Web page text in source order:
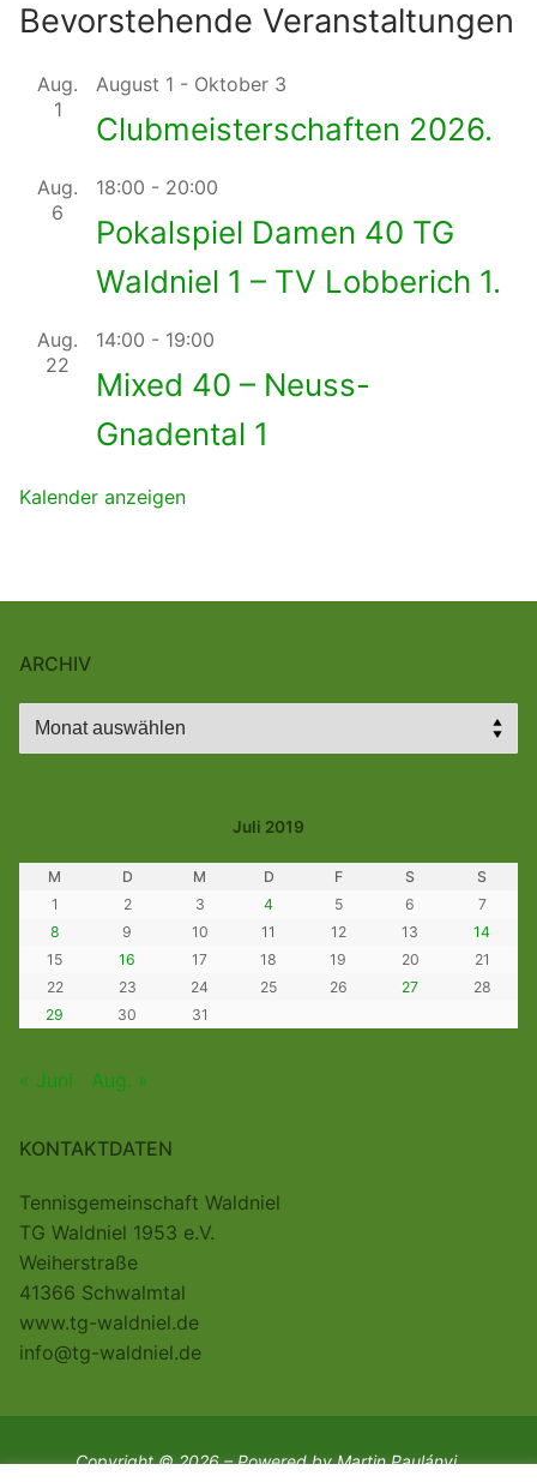
Bevorstehende Veranstaltungen
Aug.
1
August 1 - Oktober 3
Clubmeisterschaften 2026.
Aug.
6
18:00 - 20:00
Pokalspiel Damen 40 TG
Waldniel 1 – TV Lobberich 1.
Aug.
22
14:00 - 19:00
Mixed 40 – Neuss-
Gnadental 1
Kalender anzeigen
ARCHIV
Archiv
Juli 2019
M D M D F S
S
1
2 3 4 5 6
7
8
9 10 11 12 13
14
15
16 17 18 19 20
21
22
23 24 25 26 27
28
29
30 31
« Juni Aug. »
KONTAKTDATEN
Tennisgemeinschaft Waldniel
TG Waldniel 1953 e.V.
Weiherstraße
41366 Schwalmtal
www.tg-waldniel.de
info@tg-waldniel.de
Copyright © 2026 – Powered by Martin Paulányi.